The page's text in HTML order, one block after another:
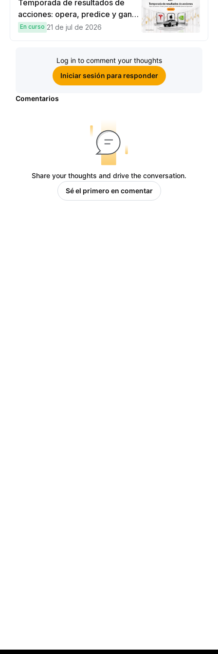
Temporada de resultados de
acciones: opera, predice y gana
una Cybertruck.
En curso 21 de jul de 2026
Log in to comment your thoughts
Iniciar sesión para responder
Comentarios
Share your thoughts and drive the conversation.
Sé el primero en comentar